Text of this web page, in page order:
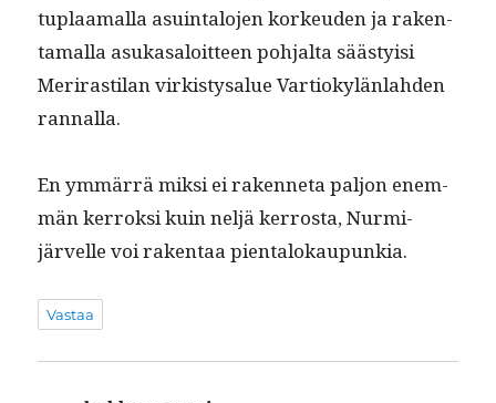
tuplaa­mal­la asuin­talo­jen korkeu­den ja rak­en­
ta­mal­la asukasa­loit­teen poh­jal­ta säästy­isi
Meri­rasti­lan virk­istysalue Var­tiokylän­lah­den
rannalla.
En ymmär­rä mik­si ei raken­neta paljon enem­
män ker­roksi kuin neljä ker­rosta, Nur­mi­
järvelle voi rak­en­taa pientalokaupunkia.
Vastaa